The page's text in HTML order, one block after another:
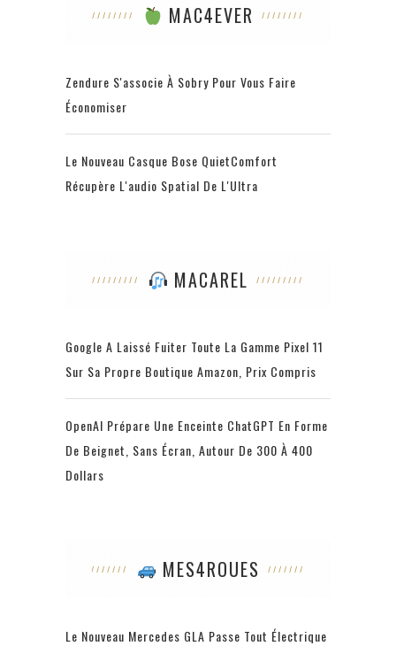
MAC4EVER
Zendure S'associe À Sobry Pour Vous Faire
Économiser
Le Nouveau Casque Bose QuietComfort
Récupère L'audio Spatial De L'Ultra
MACAREL
Google A Laissé Fuiter Toute La Gamme Pixel 11
Sur Sa Propre Boutique Amazon, Prix Compris
OpenAI Prépare Une Enceinte ChatGPT En Forme
De Beignet, Sans Écran, Autour De 300 À 400
Dollars
MES4ROUES
Le Nouveau Mercedes GLA Passe Tout Électrique